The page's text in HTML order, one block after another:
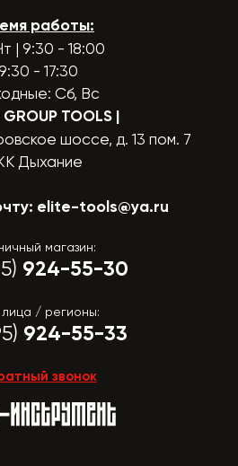
работы:
| 9:30 - 18:00
- 17:30
Сб, Вс
GROUP TOOLS |
шоссе, д. 13 пом. 7
Дыхание
elite-tools@ya.ru
магазин:
924-55-30
/ регионы:
924-55-33
звонок